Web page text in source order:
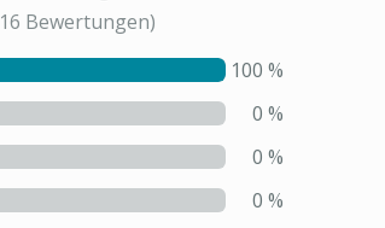
16 Bewertungen)
100 %
0 %
0 %
0 %